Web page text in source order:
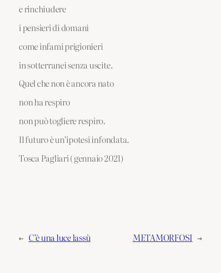
e rinchiudere
i pensieri di domani
come infami prigionieri
in sotterranei senza uscite.
Quel che non è ancora nato
non ha respiro
non può togliere respiro.
Il futuro è un’ipotesi infondata.
Tosca Pagliari ( gennaio 2021)
← C’è una luce lassù METAMORFOSI →